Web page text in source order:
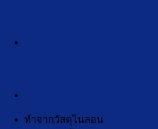
ทำจากวัสดุไนลอน